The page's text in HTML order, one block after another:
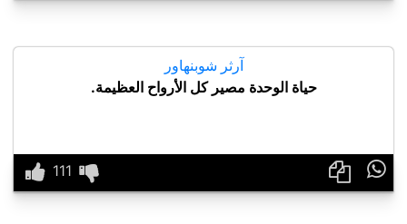
آرثر شوبنهاور
حياة الوحدة مصير كل الأرواح العظيمة.
